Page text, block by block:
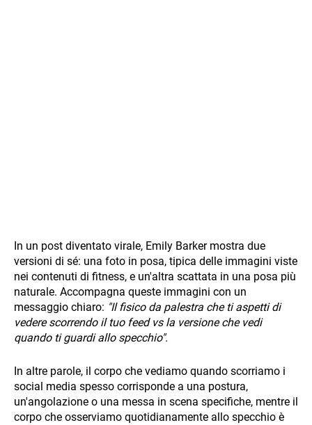
In un post diventato virale, Emily Barker mostra due
versioni di sé: una foto in posa, tipica delle immagini viste
nei contenuti di fitness, e un'altra scattata in una posa più
naturale. Accompagna queste immagini con un
messaggio chiaro: "Il fisico da palestra che ti aspetti di
vedere scorrendo il tuo feed vs la versione che vedi
quando ti guardi allo specchio".
In altre parole, il corpo che vediamo quando scorriamo i
social media spesso corrisponde a una postura,
un'angolazione o una messa in scena specifiche, mentre il
corpo che osserviamo quotidianamente allo specchio è